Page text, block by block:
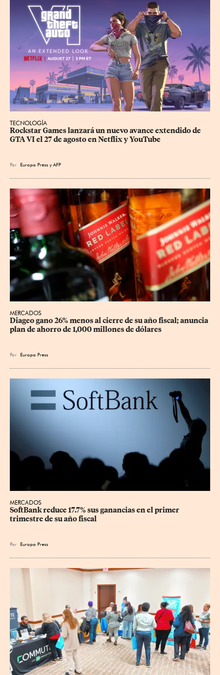
TECNOLOGÍA
Rockstar Games lanzará un nuevo avance extendido de
GTA VI el 27 de agosto en Netflix y YouTube
Por Europa Press yAFP
MERCADOS
Diageo gano 26% menos al cierre de su año fiscal; anuncia
plan de ahorro de 1,000 millones de dólares
Por Europa Press
MERCADOS
SoftBank reduce 17.7% sus ganancias en el primer
trimestre de su año fiscal
Por Europa Press